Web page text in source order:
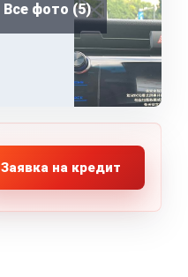
Все фото (5)
Заявка на кредит